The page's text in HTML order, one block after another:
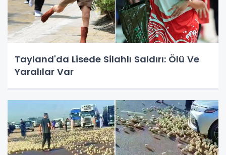
Tayland'da Lisede Silahlı Saldırı: Ölü Ve
Yaralılar Var